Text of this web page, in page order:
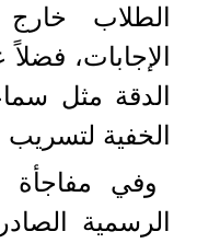
الطلاب خارج
الإجابات،
الدقة مثل
الخفية لتسريب
وفي مفاجأة
الرسمية